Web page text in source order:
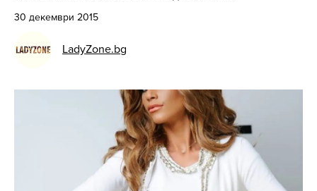
30 декември 2015
LadyZone.bg